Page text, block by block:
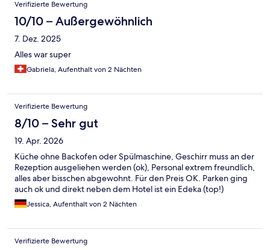
Verifizierte Bewertung
10/10 – Außergewöhnlich
7. Dez. 2025
Alles war super
Gabriela, Aufenthalt von 2 Nächten
Verifizierte Bewertung
8/10 – Sehr gut
19. Apr. 2026
Küche ohne Backofen oder Spülmaschine, Geschirr muss an der
Rezeption ausgeliehen werden (ok), Personal extrem freundlich,
alles aber bisschen abgewohnt. Für den Preis OK. Parken ging
auch ok und direkt neben dem Hotel ist ein Edeka (top!)
Jessica, Aufenthalt von 2 Nächten
Verifizierte Bewertung